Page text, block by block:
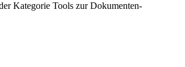
Kategorie Tools zur Dokumenten-